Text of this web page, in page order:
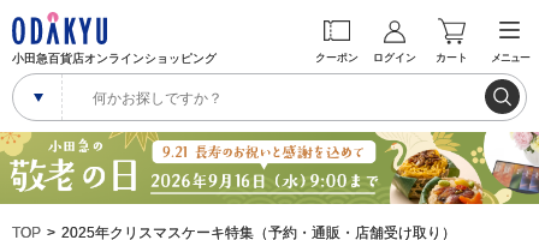
小田急百貨店オンラインショッピング クーポン ログイン カート メニュー
TOP 2025年クリスマスケーキ特集（予約・通販・店舗受け取り）